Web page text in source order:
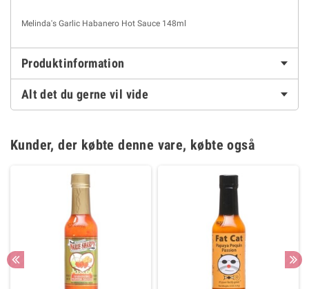
Melinda's Garlic Habanero Hot Sauce 148ml
Produktinformation
Alt det du gerne vil vide
Kunder, der købte denne vare, købte også